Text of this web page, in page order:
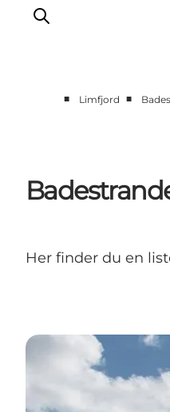
Unterkunft
■ Limfjord ■
Her finder du en